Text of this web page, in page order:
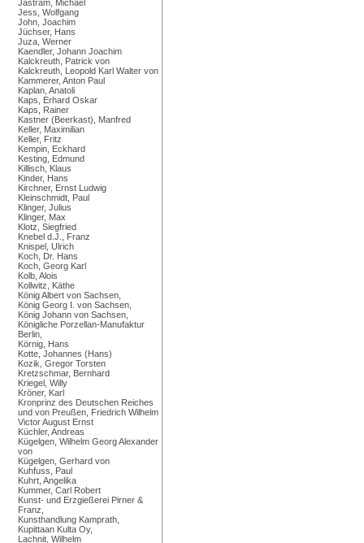
Jastram, Michael
Jess, Wolfgang
John, Joachim
Jüchser, Hans
Juza, Werner
Kaendler, Johann Joachim
Kalckreuth, Patrick von
Kalckreuth, Leopold Karl Walter von
Kammerer, Anton Paul
Kaplan, Anatoli
Kaps, Erhard Oskar
Kaps, Rainer
Kastner (Beerkast), Manfred
Keller, Maximilian
Keller, Fritz
Kempin, Eckhard
Kesting, Edmund
Killisch, Klaus
Kinder, Hans
Kirchner, Ernst Ludwig
Kleinschmidt, Paul
Klinger, Julius
Klinger, Max
Klotz, Siegfried
Knebel d.J., Franz
Knispel, Ulrich
Koch, Dr. Hans
Koch, Georg Karl
Kolb, Alois
Kollwitz, Käthe
König Albert von Sachsen,
König Georg I. von Sachsen,
König Johann von Sachsen,
Königliche Porzellan-Manufaktur
Berlin,
Körnig, Hans
Kotte, Johannes (Hans)
Kozik, Gregor Torsten
Kretzschmar, Bernhard
Kriegel, Willy
Kröner, Karl
Kronprinz des Deutschen Reiches
und von Preußen, Friedrich Wilhelm
Victor August Ernst
Küchler, Andreas
Kügelgen, Wilhelm Georg Alexander
von
Kügelgen, Gerhard von
Kuhfuss, Paul
Kuhrt, Angelika
Kummer, Carl Robert
Kunst- und Erzgießerei Pirner &
Franz,
Kunsthandlung Kamprath,
Kupittaan Kulta Oy,
Lachnit, Wilhelm